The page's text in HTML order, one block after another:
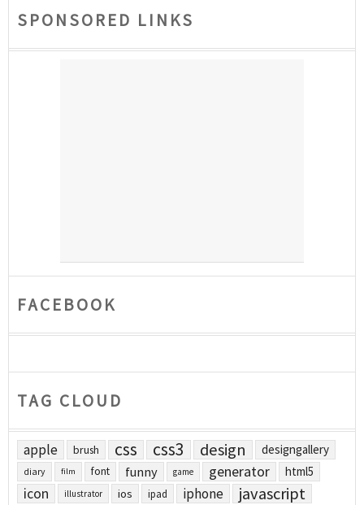
SPONSORED LINKS
FACEBOOK
TAG CLOUD
apple brush css css3 design designgallery
diary film font funny game generator html5
icon illustrator ios ipad iphone javascript